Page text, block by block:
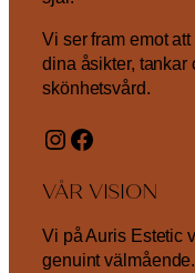
Vi ser fram emot
dina åsikter, tankar
skönhetsvård.
Instagram
Facebook
VÅR VISION
Vi på Auris Estetic
genuint